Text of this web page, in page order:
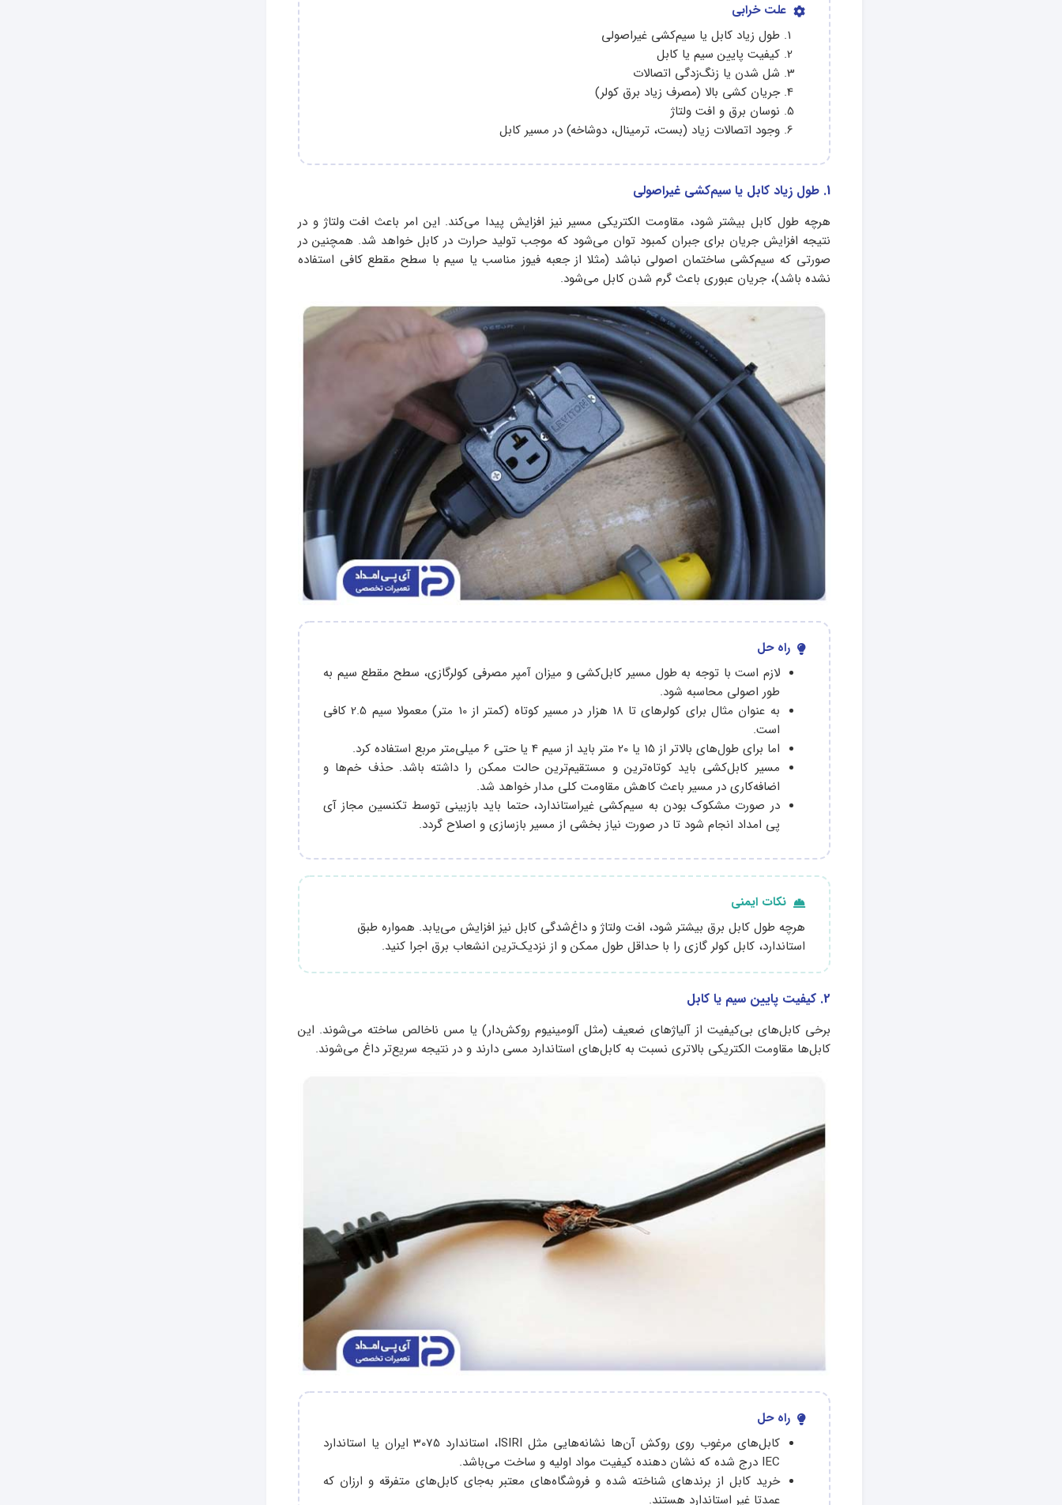
علت خرابی
طول زیاد کابل یا سیم‌کشی غیراصولی
کیفیت پایین سیم یا کابل
شل شدن یا زنگ‌زدگی اتصالات
جریان کشی بالا (مصرف زیاد برق کولر)
نوسان برق و افت ولتاژ
وجود اتصالات زیاد (بست، ترمینال، دوشاخه) در مسیر کابل
1. طول زیاد کابل یا سیم‌کشی غیراصولی
هرچه طول کابل بیشتر شود، مقاومت الکتریکی مسیر نیز افزایش پیدا می‌کند. این امر باعث افت ولتاژ و در
نتیجه افزایش جریان برای جبران کمبود توان می‌شود که موجب تولید حرارت در کابل خواهد شد. همچنین در
صورتی که سیم‌کشی ساختمان اصولی نباشد (مثلا از جعبه فیوز مناسب یا سیم با سطح مقطع کافی استفاده
نشده باشد)، جریان عبوری باعث گرم شدن کابل می‌شود.
راه حل
لازم است با توجه به طول مسیر کابل‌کشی و میزان آمپر مصرفی کولرگازی، سطح مقطع سیم به‌
طور اصولی محاسبه شود.
به عنوان مثال برای کولرهای تا 18 هزار در مسیر کوتاه (کمتر از 10 متر) معمولا سیم 2.5 کافی
است.
اما برای طول‌های بالاتر از 15 یا 20 متر باید از سیم 4 یا حتی 6 میلی‌متر مربع استفاده کرد.
مسیر کابل‌کشی باید کوتاه‌ترین و مستقیم‌ترین حالت ممکن را داشته باشد. حذف خم‌ها و
اضافه‌کاری در مسیر باعث کاهش مقاومت کلی مدار خواهد شد.
در صورت مشکوک بودن به سیم‌کشی غیراستاندارد، حتما باید بازبینی توسط تکنسین مجاز آی
پی امداد انجام شود تا در صورت نیاز بخشی از مسیر بازسازی و اصلاح گردد.
نکات ایمنی
هرچه طول کابل برق بیشتر شود، افت ولتاژ و داغ‌شدگی کابل نیز افزایش می‌یابد. همواره طبق
استاندارد، کابل کولر گازی را با حداقل طول ممکن و از نزدیک‌ترین انشعاب برق اجرا کنید.
2. کیفیت پایین سیم یا کابل
برخی کابل‌های بی‌کیفیت از آلیاژهای ضعیف (مثل آلومینیوم روکش‌دار) یا مس ناخالص ساخته می‌شوند. این
کابل‌ها مقاومت الکتریکی بالاتری نسبت به کابل‌های استاندارد مسی دارند و در نتیجه سریع‌تر داغ می‌شوند.
راه حل
کابل‌های مرغوب روی روکش آن‌ها نشانه‌هایی مثل ISIRI، استاندارد 3075 ایران یا استاندارد
IEC درج شده که نشان‌ دهنده کیفیت مواد اولیه و ساخت می‌باشد.
خرید کابل از برندهای شناخته‌ شده و فروشگاه‌های معتبر به‌جای کابل‌های متفرقه و ارزان که
عمدتا غیر استاندارد هستند.